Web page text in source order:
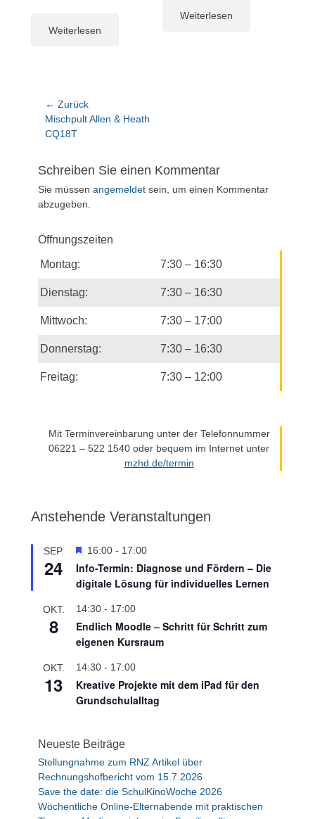
Weiterlesen
Weiterlesen
Beitragsnavigation
← Zurück
Vorheriger
Beitrag:
Mischpult Allen & Heath
CQ18T
Schreiben Sie einen Kommentar
Sie müssen angemeldet sein, um einen Kommentar
abzugeben.
Öffnungszeiten
Montag: 7:30 – 16:30
Dienstag: 7:30 – 16:30
Mittwoch: 7:30 – 17:00
Donnerstag: 7:30 – 16:30
Freitag: 7:30 – 12:00
Mit Terminvereinbarung unter der Telefonnummer
06221 – 522 1540 oder bequem im Internet unter
mzhd.de/termin
Anstehende Veranstaltungen
SEP.
24
H
e
v
o
g
e
o
b
e
16:00 - 17:00
Info-Termin: Diagnose und Fördern – Die
digitale Lösung für individuelles Lernen
OKT.
8
14:30 - 17:00
Endlich Moodle – Schritt für Schritt zum
eigenen Kursraum
OKT.
13
14:30 - 17:00
Kreative Projekte mit dem iPad für den
Grundschulalltag
Neueste Beiträge
Stellungnahme zum RNZ Artikel über
Rechnungshofbericht vom 15.7.2026
Save the date: die SchulKinoWoche 2026
Wöchentliche Online-Elternabende mit praktischen